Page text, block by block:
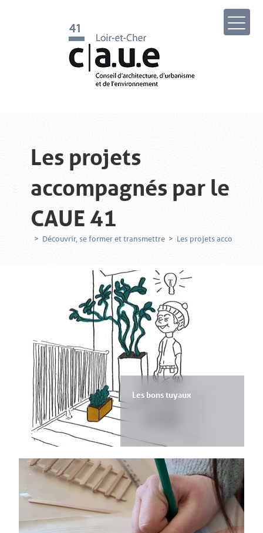
Les projets
accompagnés par le
CAUE 41
> Découvrir, se former et transmettre > Les projets
Les bons tuyaux